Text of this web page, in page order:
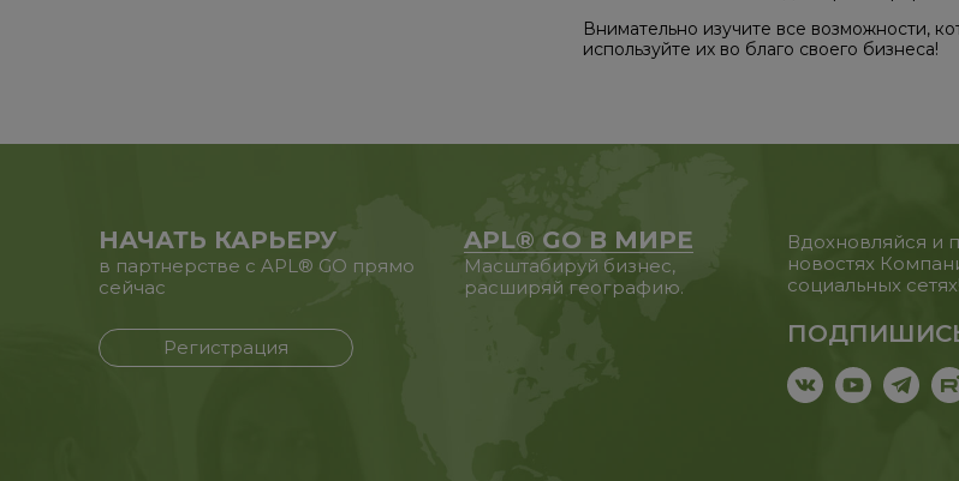
Внимательно изучите все возможности,
используйте их во благо своего бизнеса!
НАЧАТЬ КАРЬЕРУ
в партнерстве с APL® GO прямо
сейчас
Регистрация
APL® GO В МИРЕ
Масштабируй бизнес,
расширяй географию.
Вдохновляйся и
новостях
социальных сетях!